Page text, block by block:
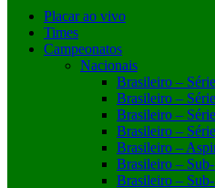
Placar ao vivo
Times
Campeonatos
Nacionais
Brasileiro –
Brasileiro –
Brasileiro –
Brasileiro –
Brasileiro –
Brasileiro –
Brasileiro –